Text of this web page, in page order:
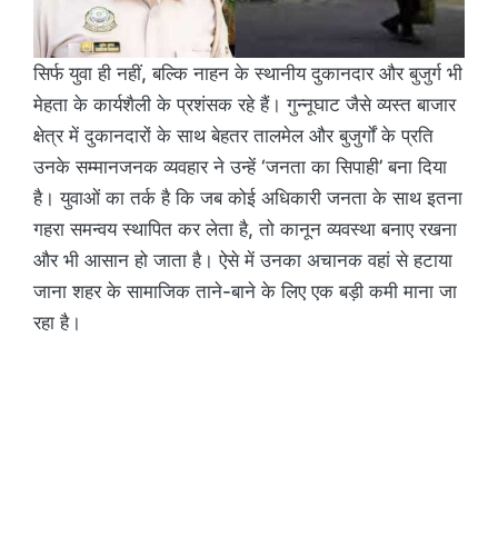
सिर्फ युवा ही नहीं, बल्कि नाहन के स्थानीय दुकानदार और बुजुर्ग भी
मेहता के कार्यशैली के प्रशंसक रहे हैं। गुन्नूघाट जैसे व्यस्त बाजार
क्षेत्र में दुकानदारों के साथ बेहतर तालमेल और बुजुर्गों के प्रति
उनके सम्मानजनक व्यवहार ने उन्हें ‘जनता का सिपाही’ बना दिया
है। युवाओं का तर्क है कि जब कोई अधिकारी जनता के साथ इतना
गहरा समन्वय स्थापित कर लेता है, तो कानून व्यवस्था बनाए रखना
और भी आसान हो जाता है। ऐसे में उनका अचानक वहां से हटाया
जाना शहर के सामाजिक ताने-बाने के लिए एक बड़ी कमी माना जा
रहा है।